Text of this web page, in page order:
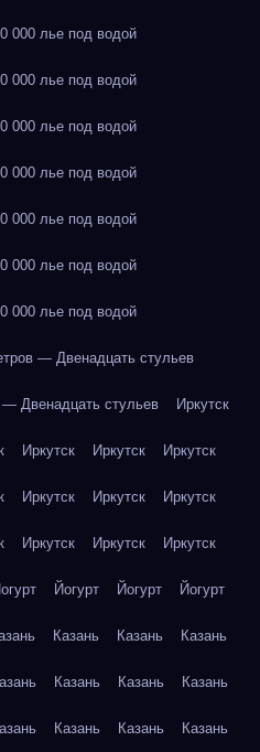
лье под водой
лье под водой
лье под водой
лье под водой
лье под водой
лье под водой
лье под водой
— Двенадцать стульев
Двенадцать стульев Иркутск
Иркутск Иркутск Иркутск
Иркутск Иркутск Иркутск
Иркутск Иркутск Иркутск
Йогурт Йогурт Йогурт
Казань Казань Казань
Казань Казань Казань
Казань Казань Казань